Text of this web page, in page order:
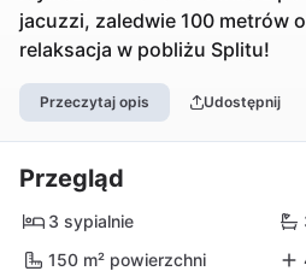
jacuzzi, zaledwie 100 metrów
relaksacja w pobliżu Splitu!
Przeczytaj opis Udostępnij
Przegląd
3 sypialnie
150 m² powierzchni